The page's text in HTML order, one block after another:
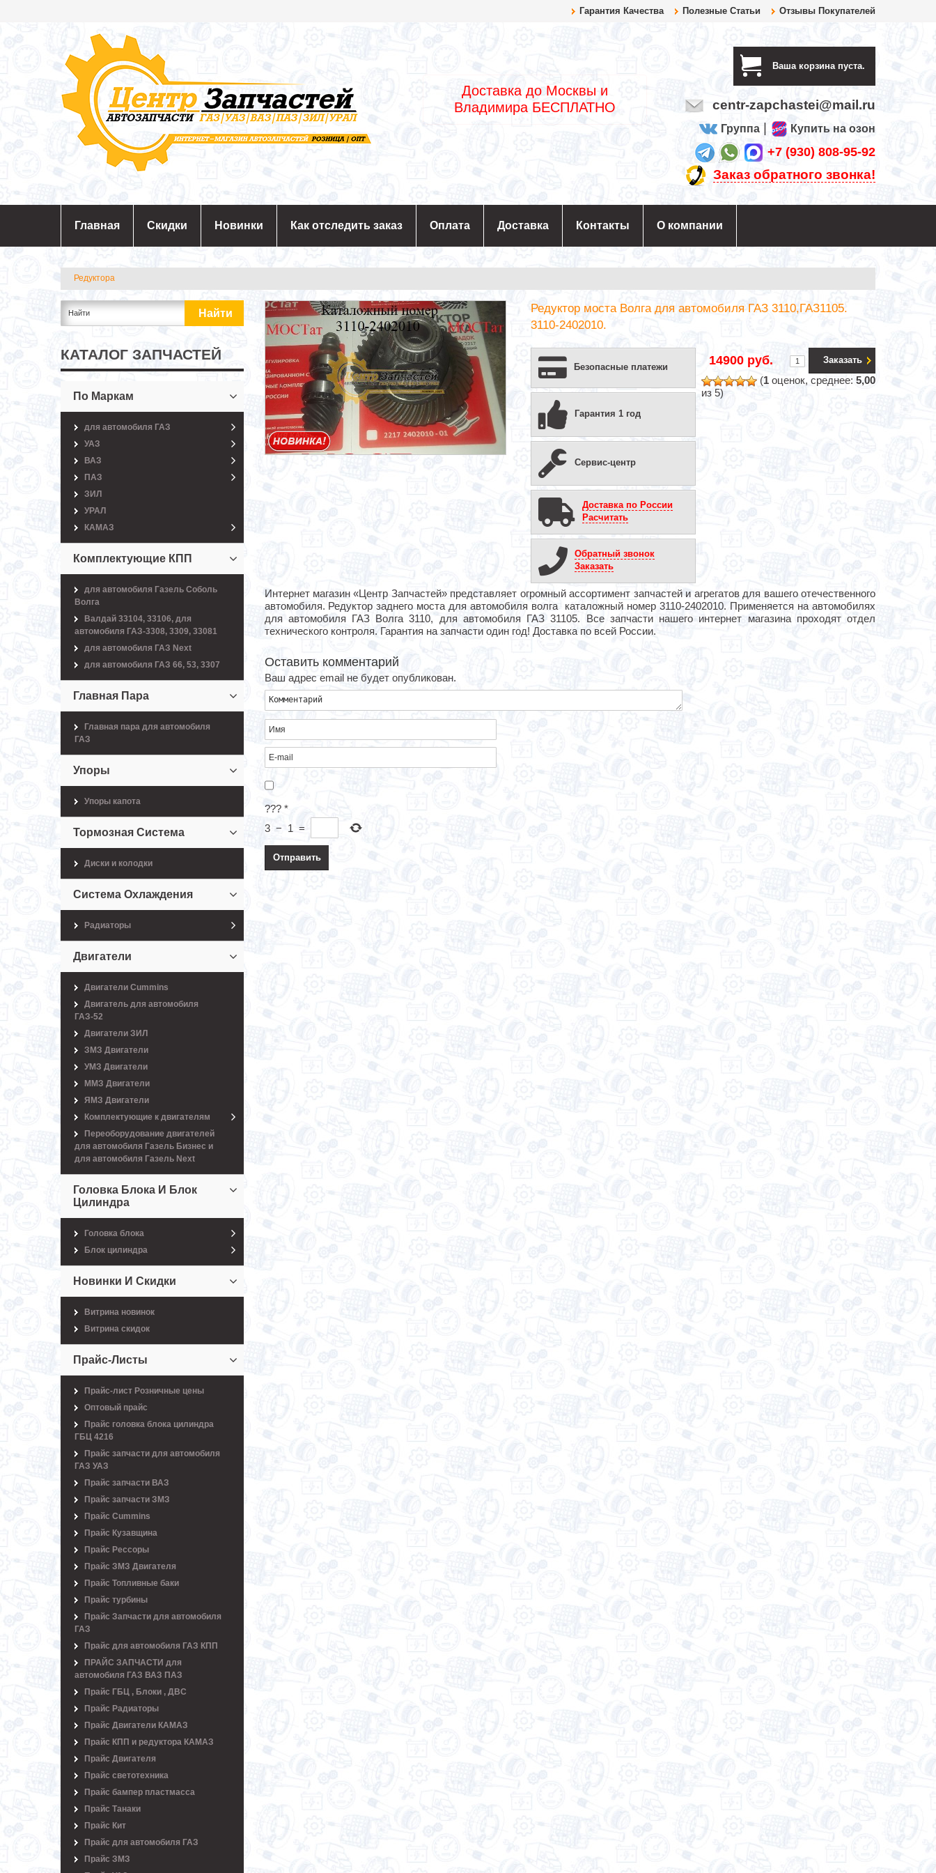
Гарантия Качества Полезные Статьи Отзывы Покупателей
Доставка до Москвы и
Владимира БЕСПЛАТНО
Ваша корзина пуста.
centr-zapchastei@mail.ru
Группа Купить на озон
+7 (930) 808-95-92
Заказ обратного звонка!
Главная Скидки Новинки Как отследить заказ Оплата Доставка Контакты О компании
Редуктора
Редуктор моста Волга для автомобиля ГАЗ 3110,ГАЗ1105.
3110-2402010.
14900 руб. Заказать
(1 оценок, среднее: 5,00
из 5)
Безопасные платежи
Гарантия 1 год
Сервис-центр
Доставка по России
Расчитать
Обратный звонок
Заказать
Интернет магазин «Центр Запчастей» представляет огромный ассортимент запчастей и агрегатов для вашего отечественного
автомобиля. Редуктор заднего моста для автомобиля волга каталожный номер 3110-2402010. Применяется на автомобилях
для автомобиля ГАЗ Волга 3110, для автомобиля ГАЗ 31105. Все запчасти нашего интернет магазина проходят отдел
технического контроля. Гарантия на запчасти один год! Доставка по всей России.
Оставить комментарий
Ваш адрес email не будет опубликован.
???*
3 − 1 =
КАТАЛОГ ЗАПЧАСТЕЙ
По Маркам
для автомобиля ГАЗ
УАЗ
ВАЗ
ПАЗ
ЗИЛ
УРАЛ
КАМАЗ
Комплектующие КПП
для автомобиля Газель Соболь
Волга
Валдай 33104, 33106, для
автомобиля ГАЗ-3308, 3309, 33081
для автомобиля ГАЗ Next
для автомобиля ГАЗ 66, 53, 3307
Главная Пара
Главная пара для автомобиля
ГАЗ
Упоры
Упоры капота
Тормозная Система
Диски и колодки
Система Охлаждения
Радиаторы
Двигатели
Двигатели Cummins
Двигатель для автомобиля
ГАЗ-52
Двигатели ЗИЛ
ЗМЗ Двигатели
УМЗ Двигатели
ММЗ Двигатели
ЯМЗ Двигатели
Комплектующие к двигателям
Переоборудование двигателей
для автомобиля Газель Бизнес и
для автомобиля Газель Next
Головка Блока И Блок
Цилиндра
Головка блока
Блок цилиндра
Новинки И Скидки
Витрина новинок
Витрина скидок
Прайс-Листы
Прайс-лист Розничные цены
Оптовый прайс
Прайс головка блока цилиндра
ГБЦ 4216
Прайс запчасти для автомобиля
ГАЗ УАЗ
Прайс запчасти ВАЗ
Прайс запчасти ЗМЗ
Прайс Cummins
Прайс Кузавщина
Прайс Рессоры
Прайс ЗМЗ Двигателя
Прайс Топливные баки
Прайс турбины
Прайс Запчасти для автомобиля
ГАЗ
Прайс для автомобиля ГАЗ КПП
ПРАЙС ЗАПЧАСТИ для
автомобиля ГАЗ ВАЗ ПАЗ
Прайс ГБЦ , Блоки , ДВС
Прайс Радиаторы
Прайс Двигатели КАМАЗ
Прайс КПП и редуктора КАМАЗ
Прайс Двигателя
Прайс светотехника
Прайс бампер пластмасса
Прайс Танаки
Прайс Кит
Прайс для автомобиля ГАЗ
Прайс ЗМЗ